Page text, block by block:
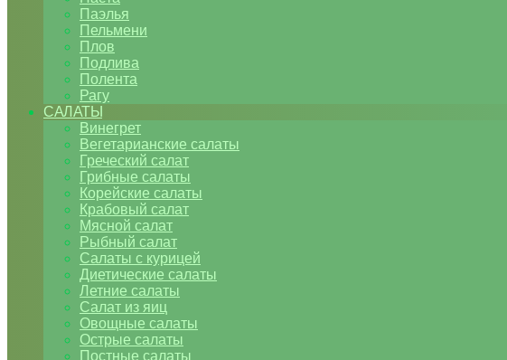
Паэлья
Пельмени
Плов
Подлива
Полента
Рагу
САЛАТЫ
Винегрет
Вегетарианские салаты
Греческий салат
Грибные салаты
Корейские салаты
Крабовый салат
Мясной салат
Рыбный салат
Салаты с курицей
Диетические салаты
Летние салаты
Салат из яиц
Овощные салаты
Острые салаты
Постные салаты